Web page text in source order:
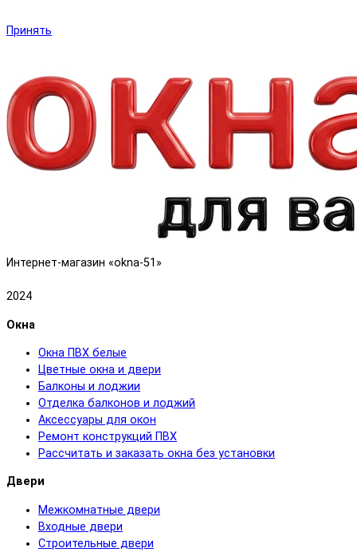
Принять
Интернет-магазин «okna-51»
2024
Окна
Окна ПВХ белые
Цветные окна и двери
Балконы и лоджии
Отделка балконов и лоджий
Аксессуары для окон
Ремонт конструкций ПВХ
Рассчитать и заказать окна без установки
Двери
Межкомнатные двери
Входные двери
Строительные двери